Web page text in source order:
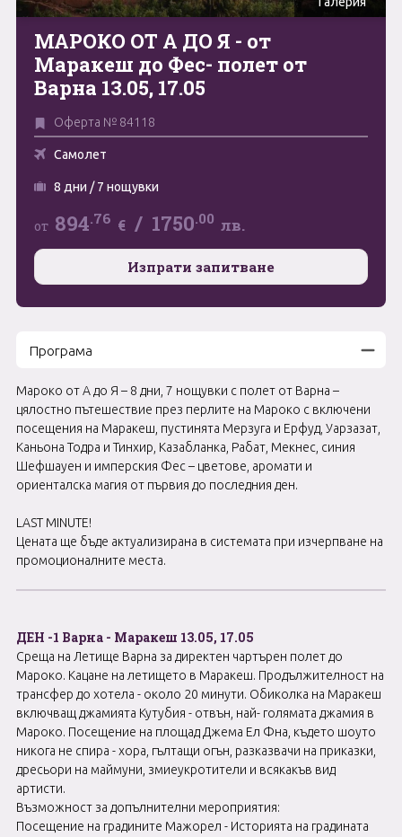
Май
Юни
Август
Ноември
Декември
0894 466 775 Форма за запитване
Свържете се с нас
МАРОКО ОТ А ДО Я - от
Маракеш до Фес- полет от
Варна 13.05, 17.05
Оферта № 84118
Самолет
8 дни / 7 нощувки
от 894.76 € / 1750.00 лв.
Изпрати запитване
Програма
Мароко от А до Я – 8 дни, 7 нощувки с полет от Варна –
цялостно пътешествие през перлите на Мароко с включени
посещения на Маракеш, пустинята Мерзуга и Ерфуд, Уарзазат,
Каньона Тодра и Тинхир, Казабланка, Рабат, Мекнес, синия
Шефшауен и имперския Фес – цветове, аромати и
ориенталска магия от първия до последния ден.
LAST MINUTE!
Цената ще бъде актуализирана в системата при изчерпване на
промоционалните места.
ДЕН -1 Варна - Маракеш 13.05, 17.05
Среща на Летище Варна за директен чартърен полет до
Мароко. Кацане на летището в Маракеш. Продължителност на
трансфер до хотела - около 20 минути. Обиколка на Маракеш
включващ джамията Кутубия - отвън, най- голямата джамия в
Мароко. Посещение на площад Джема Ел Фна, където шоуто
никога не спира - хора, гълтащи огън, разказвачи на приказки,
дресьори на маймуни, змиеукротители и всякакъв вид
артисти.
Възможност за допълнителни мероприятия:
Посещение на градините Мажорел - Историята на градината